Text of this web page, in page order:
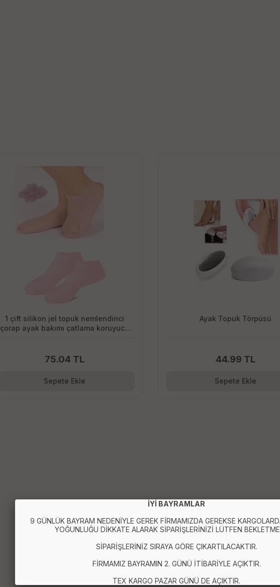
1 çift silikon jel topuk nemlendirici
çorap ayak bakımı çatlama koruyucu
75.04 TL
Sepete Ekle
Ayak Topuk Törpüsü
44.99 TL
Sepete Ekle
İYİ BAYRAMLAR
9 GÜNLÜK BAYRAM NEDENİYLE GEREK FİRMAMIZDA GEREKSE
YOĞUNLUĞU DİKKATE ALARAK SİPARİŞLERİNİZİ LÜTFEN
SİPARİŞLERİNİZ SIRAYA GÖRE ÇIKARTILACAKTIR.
FİRMAMIZ BAYRAMIN 2. GÜNÜ İTİBARİYLE AÇIKTIR.
TEX KARGO PAZAR GÜNÜ DE AÇIKTIR.